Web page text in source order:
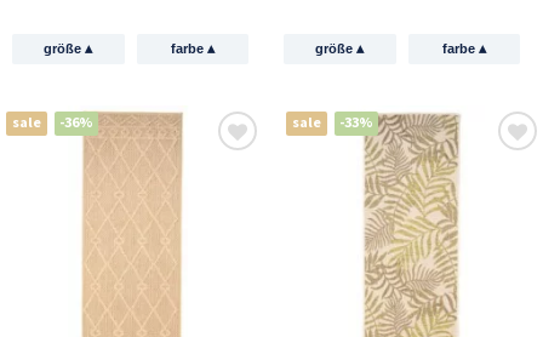
größe▴ farbe ▴ größe▴ farbe ▴
sale -36% sale -33%